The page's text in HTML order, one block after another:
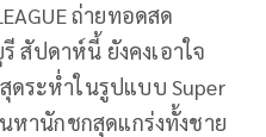
ถ่ายทอดสด
สัปดาห์นี้ ยังคงเอาใจ
ดระห่ำในรูปแบบ Super
หานักชกสุดแกร่งทั้งชาย